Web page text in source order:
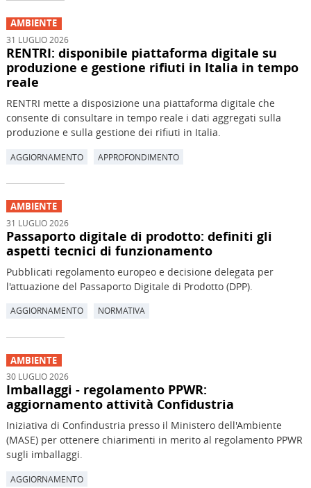
AMBIENTE
31 LUGLIO 2026
RENTRI: disponibile piattaforma digitale su
produzione e gestione rifiuti in Italia in tempo
reale
RENTRI mette a disposizione una piattaforma digitale che
consente di consultare in tempo reale i dati aggregati sulla
produzione e sulla gestione dei rifiuti in Italia.
AGGIORNAMENTO APPROFONDIMENTO
AMBIENTE
31 LUGLIO 2026
Passaporto digitale di prodotto: definiti gli
aspetti tecnici di funzionamento
Pubblicati regolamento europeo e decisione delegata per
l'attuazione del Passaporto Digitale di Prodotto (DPP).
AGGIORNAMENTO NORMATIVA
AMBIENTE
30 LUGLIO 2026
Imballaggi - regolamento PPWR:
aggiornamento attività Confidustria
Iniziativa di Confindustria presso il Ministero dell'Ambiente
(MASE) per ottenere chiarimenti in merito al regolamento PPWR
sugli imballaggi.
AGGIORNAMENTO